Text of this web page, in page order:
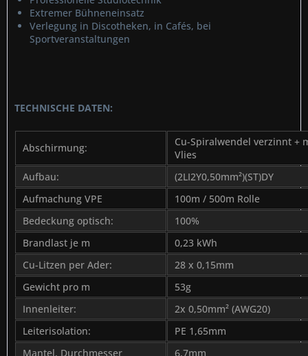
Extremer Bühneneinsatz
Verlegung in Discotheken, in Cafés, bei
Sportveranstaltungen
TECHNISCHE DATEN:
Abschirmung:
Cu-Spiralwendel verzinnt +
Vlies
Aufbau:
(2LI2Y0,50mm²)(ST)DY
Aufmachung VPE
100m / 500m Rolle
Bedeckung optisch:
100%
Brandlast je m
0,23 kWh
Cu-Litzen per Ader:
28 x 0,15mm
Gewicht pro m
53g
Innenleiter:
2x 0,50mm² (AWG20)
Leiterisolation:
PE 1,65mm
Mantel, Durchmesser
6,7mm